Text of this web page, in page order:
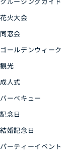
花火大会
同窓会
ゴールデンウィーク
観光
成人式
バーベキュー
記念日
結婚記念日
パーティーイベント